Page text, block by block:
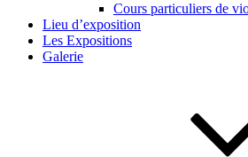
Cours particuliers de
Lieu d’exposition
Les Expositions
Galerie